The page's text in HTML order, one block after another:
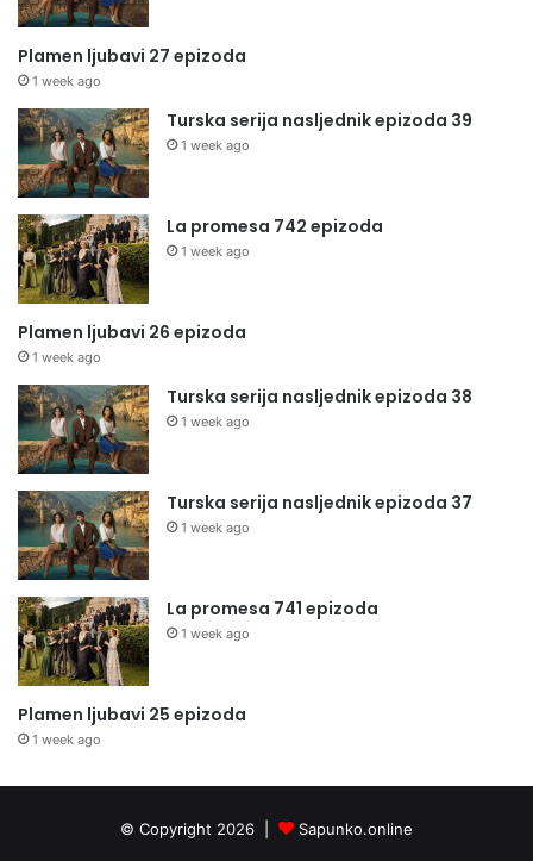
Plamen ljubavi 27 epizoda
1 week ago
Turska serija nasljednik epizoda 39
1 week ago
La promesa 742 epizoda
1 week ago
Plamen ljubavi 26 epizoda
1 week ago
Turska serija nasljednik epizoda 38
1 week ago
Turska serija nasljednik epizoda 37
1 week ago
La promesa 741 epizoda
1 week ago
Plamen ljubavi 25 epizoda
1 week ago
© Copyright 2026 | Sapunko.online